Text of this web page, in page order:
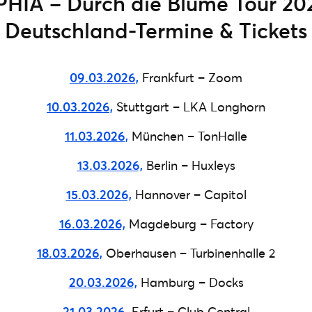
Deutschland-Termine & Tickets
09.03.2026, Frankfurt – Zoom
10.03.2026, Stuttgart – LKA Longhorn
11.03.2026, München – TonHalle
13.03.2026, Berlin – Huxleys
15.03.2026, Hannover – Capitol
16.03.2026, Magdeburg – Factory
18.03.2026, Oberhausen – Turbinenhalle 2
20.03.2026, Hamburg – Docks